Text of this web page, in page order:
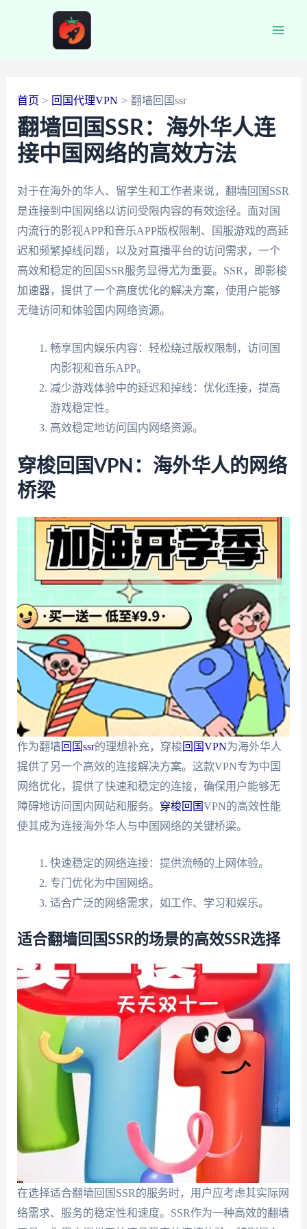
首页 回国代理VPN 翻墙回国ssr
翻墙回国SSR：海外华人连
接中国网络的高效方法
对于在海外的华人、留学生和工作者来说，翻墙回国SSR
是连接到中国网络以访问受限内容的有效途径。面对国
内流行的影视APP和音乐APP版权限制、国服游戏的高延
迟和频繁掉线问题，以及对直播平台的访问需求，一个
高效和稳定的回国SSR服务显得尤为重要。SSR，即影梭
加速器，提供了一个高度优化的解决方案，使用户能够
无缝访问和体验国内网络资源。
畅享国内娱乐内容：轻松绕过版权限制，访问国
内影视和音乐APP。
减少游戏体验中的延迟和掉线：优化连接，提高
游戏稳定性。
高效稳定地访问国内网络资源。
穿梭回国VPN：海外华人的网络
桥梁
作为翻墙回国ssr的理想补充，穿梭回国VPN为海外华人
提供了另一个高效的连接解决方案。这款VPN专为中国
网络优化，提供了快速和稳定的连接，确保用户能够无
障碍地访问国内网站和服务。 穿梭回国VPN的高效性能
使其成为连接海外华人与中国网络的关键桥梁。
快速稳定的网络连接：提供流畅的上网体验。
专门优化为中国网络。
适合广泛的网络需求，如工作、学习和娱乐。
适合翻墙回国SSR的场景的高效SSR选择
在选择适合翻墙回国SSR的服务时，用户应考虑其实际网
络需求、服务的稳定性和速度。SSR作为一种高效的翻墙